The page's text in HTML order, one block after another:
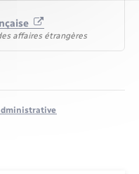
affaires étrangères